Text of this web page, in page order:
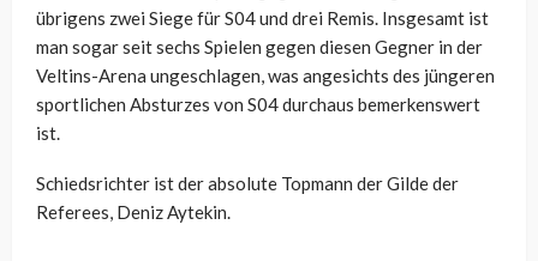
übrigens zwei Siege für S04 und drei Remis. Insgesamt ist
man sogar seit sechs Spielen gegen diesen Gegner in der
Veltins-Arena ungeschlagen, was angesichts des jüngeren
sportlichen Absturzes von S04 durchaus bemerkenswert
ist.
Schiedsrichter ist der absolute Topmann der Gilde der
Referees, Deniz Aytekin.